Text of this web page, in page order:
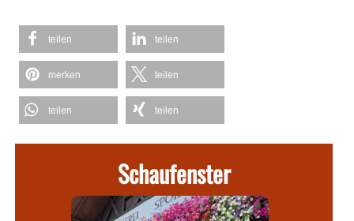
teilen teilen
merken teilen
teilen teilen
Schaufenster